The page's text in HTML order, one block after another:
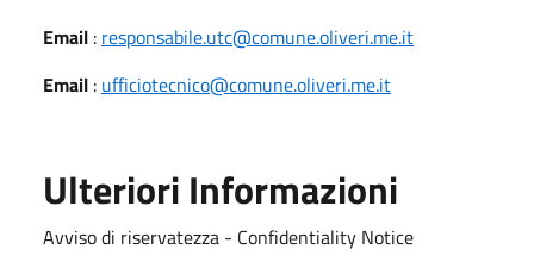
Email : responsabile.utc@comune.oliveri.me.it
Email : ufficiotecnico@comune.oliveri.me.it
Ulteriori Informazioni
Avviso di riservatezza - Confidentiality Notice